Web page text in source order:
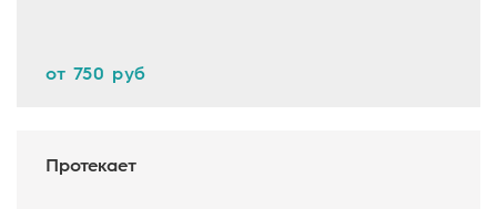
от 750 руб
Протекает